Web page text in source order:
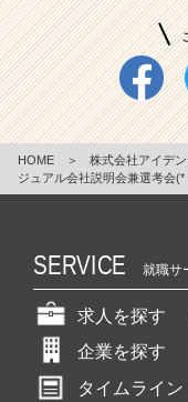
HOME ＞ 株式会社アイデ
ジュアル会社説明会兼選考会(*
SERVICE 就職サ
求人を探す
企業を探す
タイムライン